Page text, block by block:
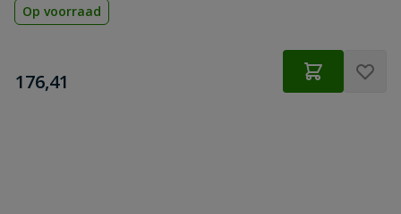
Op voorraad
€
176,41